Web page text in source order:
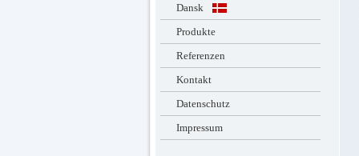
Dansk
Produkte
Referenzen
Kontakt
Datenschutz
Impressum